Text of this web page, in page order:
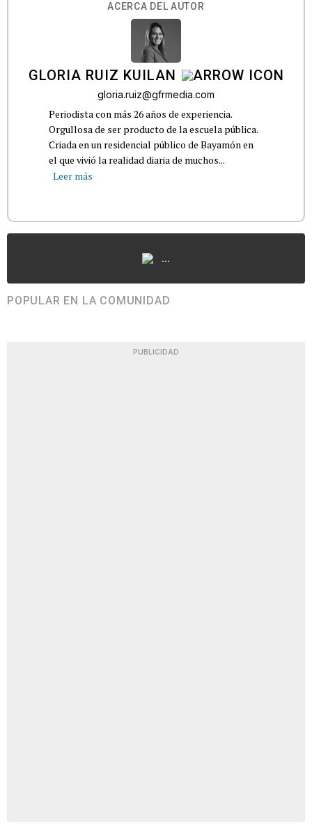
ACERCA DEL AUTOR
GLORIA RUIZ KUILAN
gloria.ruiz@gfrmedia.com
Periodista con más 26 años de experiencia.
Orgullosa de ser producto de la escuela pública.
Criada en un residencial público de Bayamón en
el que vivió la realidad diaria de muchos...
Leer más
...
POPULAR EN LA COMUNIDAD
PUBLICIDAD